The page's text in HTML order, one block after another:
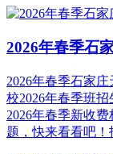
2026年春季石
2026年春季石家
校2026年春季班
2026年春季新收
题，快来看看吧！